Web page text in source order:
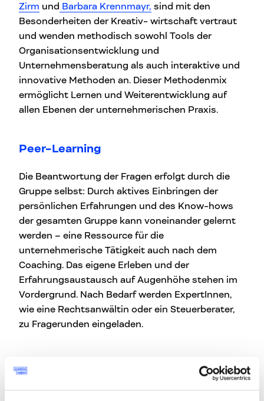
Zirm und Barbara Krennmayr, sind mit den
Besonderheiten der Kreativ- wirtschaft vertraut
und wenden methodisch sowohl Tools der
Organisationsentwicklung und
Unternehmensberatung als auch interaktive und
innovative Methoden an. Dieser Methodenmix
ermöglicht Lernen und Weiterentwicklung auf
allen Ebenen der unternehmerischen Praxis.
Peer-Learning
Die Beantwortung der Fragen erfolgt durch die
Gruppe selbst: Durch aktives Einbringen der
persönlichen Erfahrungen und des Know-hows
der gesamten Gruppe kann voneinander gelernt
werden – eine Ressource für die
unternehmerische Tätigkeit auch nach dem
Coaching. Das eigene Erleben und der
Erfahrungsaustausch auf Augenhöhe stehen im
Vordergrund. Nach Bedarf werden ExpertInnen,
wie eine Rechtsanwältin oder ein Steuerberater,
zu Fragerunden eingeladen.
Die Themen kommen aus der Gruppe
Die TeilnehmerInnen entscheiden gemeinsam,